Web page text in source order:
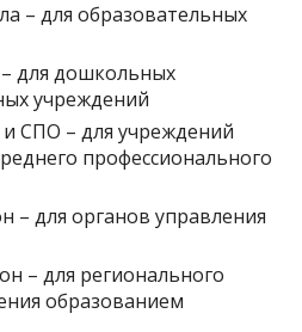
– для образовательных
для дошкольных
учреждений
СПО – для учреждений
профессионального
– для органов управления
– для регионального
образованием